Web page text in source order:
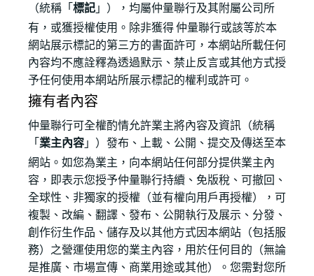
（統稱「標記」），均屬仲量聯行及其附屬公司所
有，或獲授權使用。除非獲得 仲量聯行或該等於本
網站展示標記的第三方的書面許可，本網站所載任何
內容均不應詮釋為透過默示、禁止反言或其他方式授
予任何使用本網站所展示標記的權利或許可。
擁有者內容
仲量聯行可全權酌情允許業主將內容及資訊（統稱
「業主內容」）發布、上載、公開、提交及傳送至本
網站。如您為業主，向本網站任何部分提供業主內
容，即表示您授予仲量聯行持續、免版稅、可撤回、
全球性、非獨家的授權（並有權向用戶再授權），可
複製、改編、翻譯、發布、公開執行及展示、分發、
創作衍生作品、儲存及以其他方式因本網站（包括服
務）之營運使用您的業主內容，用於任何目的（無論
是推廣、市場宣傳、商業用途或其他）。您需對您所